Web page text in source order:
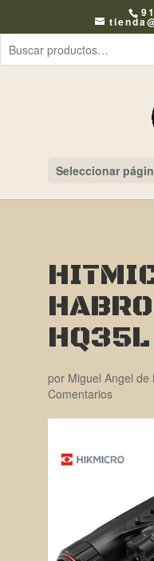
Seleccionar
por Miguel Angel de
Comentarios